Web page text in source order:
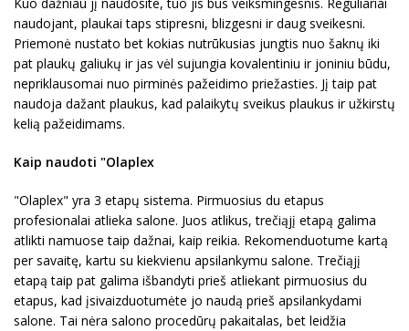
Kuo dažniau jį naudosite, tuo jis bus veiksmingesnis. Reguliariai
naudojant, plaukai taps stipresni, blizgesni ir daug sveikesni.
Priemonė nustato bet kokias nutrūkusias jungtis nuo šaknų iki
pat plaukų galiukų ir jas vėl sujungia kovalentiniu ir joniniu būdu,
nepriklausomai nuo pirminės pažeidimo priežasties. Jį taip pat
naudoja dažant plaukus, kad palaikytų sveikus plaukus ir užkirstų
kelią pažeidimams.
Kaip naudoti "Olaplex
"Olaplex" yra 3 etapų sistema. Pirmuosius du etapus
profesionalai atlieka salone. Juos atlikus, trečiąjį etapą galima
atlikti namuose taip dažnai, kaip reikia. Rekomenduotume kartą
per savaitę, kartu su kiekvienu apsilankymu salone. Trečiąjį
etapą taip pat galima išbandyti prieš atliekant pirmuosius du
etapus, kad įsivaizduotumėte jo naudą prieš apsilankydami
salone. Tai nėra salono procedūrų pakaitalas, bet leidžia